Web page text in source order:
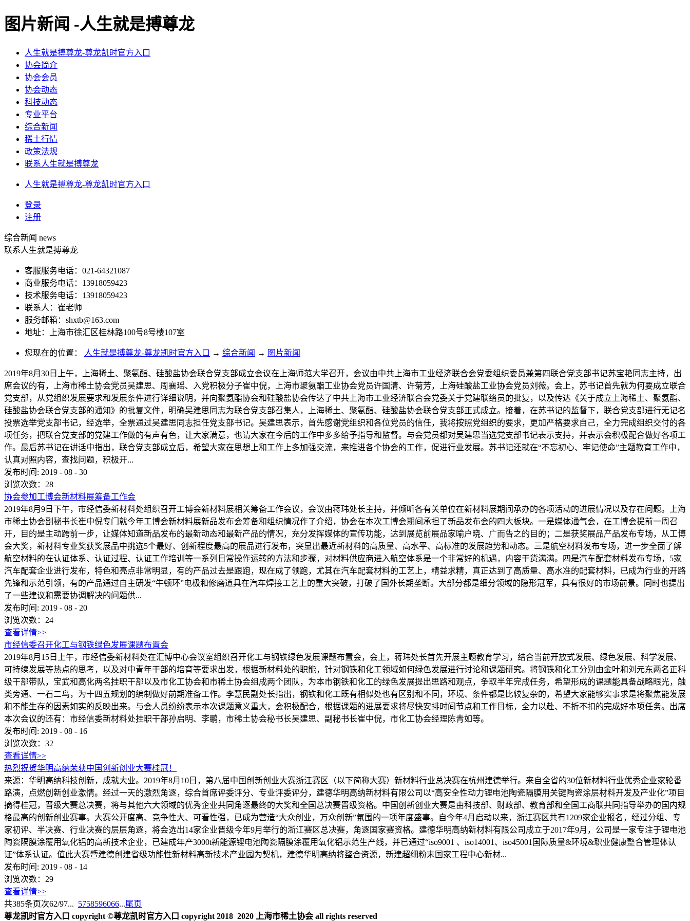
图片新闻 -人生就是搏尊龙
人生就是搏尊龙-尊龙凯时官方入口
协会简介
协会会员
协会动态
科技动态
专业平台
综合新闻
稀土行情
政策法规
联系人生就是搏尊龙
人生就是搏尊龙-尊龙凯时官方入口
登录
注册
综合新闻 news
联系人生就是搏尊龙
客服服务电话：021-64321087
商业服务电话：13918059423
技术服务电话：13918059423
联系人：崔老师
服务邮箱： shxtb@163.com
地址：上海市徐汇区桂林路100号8号楼107室
您现在的位置： 人生就是搏尊龙-尊龙凯时官方入口 → 综合新闻 → 图片新闻
2019年8月30日上午，上海稀土、聚氨酯、硅酸盐协会联合党支部成立会议在上海师范大学召开，会议由中共上海市工业经济联合会党委组织委员兼第四联合党支部书记苏宝艳同志主持，出
席会议的有，上海市稀土协会党员吴建思、周襄瑶、入党积极分子崔中倪，上海市聚氨酯工业协会党员许国清、许菊芳，上海硅酸盐工业协会党员刘薇。会上，苏书记首先就为何要成立联合
党支部，从党组织发展要求和发展条件进行详细说明，并向聚氨酯协会和硅酸盐协会传达了中共上海市工业经济联合会党委关于党建联络员的批复，以及传达《关于成立上海稀土、聚氨酯、
硅酸盐协会联合党支部的通知》的批复文件，明确吴建思同志为联合党支部召集人，上海稀土、聚氨酯、硅酸盐协会联合党支部正式成立。接着，在苏书记的监督下，联合党支部进行无记名
投票选举党支部书记，经选举，全票通过吴建思同志担任党支部书记。吴建思表示，首先感谢党组织和各位党员的信任，我将按照党组织的要求，更加严格要求自己，全力完成组织交付的各
项任务，把联合党支部的党建工作做的有声有色，让大家满意，也请大家在今后的工作中多多给予指导和监督。与会党员都对吴建思当选党支部书记表示支持，并表示会积极配合做好各项工
作。最后苏书记在讲话中指出，联合党支部成立后，希望大家在思想上和工作上多加强交流，来推进各个协会的工作，促进行业发展。苏书记还就在“不忘初心、牢记使命”主题教育工作中，
认真对照内容，查找问题，积极开...
发布时间: 2019 - 08 - 30
浏览次数： 28
协会参加工博会新材料展筹备工作会
2019年8月9日下午，市经信委新材料处组织召开工博会新材料展相关筹备工作会议，会议由蒋玮处长主持，并倾听各有关单位在新材料展期间承办的各项活动的进展情况以及存在问题。上海
市稀土协会副秘书长崔中倪专门就今年工博会新材料展新品发布会筹备和组织情况作了介绍，协会在本次工博会期间承担了新品发布会的四大板块。一是媒体通气会，在工博会提前一周召
开，目的是主动跨前一步，让媒体知道新品发布的最新动态和最新产品的情况，充分发挥媒体的宣传功能，达到展览前展品家喻户晓、广而告之的目的；二是获奖展品产品发布专场，从工博
会大奖，新材料专业奖获奖展品中挑选5个最好、创新程度最高的展品进行发布，突显出最近新材料的高质量、高水平、高标准的发展趋势和动态。三是航空材料发布专场，进一步全面了解
航空材料的在认证体系、认证过程、认证工作培训等一系列日常操作运转的方法和步骤，对材料供应商进入航空体系是一个非常好的机遇，内容干货满满。四是汽车配套材料发布专场，5家
汽车配套企业进行发布，特色和亮点非常明显，有的产品过去是跟跑，现在成了领跑，尤其在汽车配套材料的工艺上，精益求精，真正达到了高质量、高水准的配套材料，已成为行业的开路
先锋和示范引领，有的产品通过自主研发“牛顿环”电极和修磨道具在汽车焊接工艺上的重大突破，打破了国外长期垄断。大部分都是细分领域的隐形冠军，具有很好的市场前景。同时也提出
了一些建议和需要协调解决的问题供...
发布时间: 2019 - 08 - 20
浏览次数： 24
查看详情>>
市经信委召开化工与钢铁绿色发展课题布置会
2019年8月15日上午，市经信委新材料处在汇博中心会议室组织召开化工与钢铁绿色发展课题布置会，会上，蒋玮处长首先开展主题教育学习，结合当前开放式发展、绿色发展、科学发展、
可持续发展等热点的思考，以及对中青年干部的培育等要求出发，根据新材料处的职能，针对钢铁和化工领域如何绿色发展进行讨论和课题研究。将钢铁和化工分别由金叶和刘元东两名正科
级干部带队，宝武和高化两名挂职干部以及市化工协会和市稀土协会组成两个团队，为本市钢铁和化工的绿色发展提出思路和观点，争取半年完成任务，希望形成的课题能具备战略眼光，触
类旁通、一石二鸟，为十四五规划的编制做好前期准备工作。李慧民副处长指出，钢铁和化工既有相似处也有区别和不同，环境、条件都是比较复杂的，希望大家能够实事求是将聚焦能发展
和不能生存的因素如实的反映出来。与会人员纷纷表示本次课题意义重大，会积极配合，根据课题的进展要求将尽快安排时间节点和工作目标，全力以赴、不折不扣的完成好本项任务。出席
本次会议的还有：市经信委新材料处挂职干部孙启明、李鹏，市稀土协会秘书长吴建思、副秘书长崔中倪，市化工协会经理陈青如等。
发布时间: 2019 - 08 - 16
浏览次数： 32
查看详情>>
热烈祝贺华明高纳荣获中国创新创业大赛桂冠！
来源：华明高纳科技创新，成就大业。2019年8月10日，第八届中国创新创业大赛浙江赛区（以下简称大赛）新材料行业总决赛在杭州建德举行。来自全省的30位新材料行业优秀企业家轮番
路演，点燃创新创业激情。经过一天的激烈角逐，综合首席评委评分、专业评委评分，建德华明高纳新材料有限公司以“高安全性动力锂电池陶瓷隔膜用关键陶瓷涂层材料开发及产业化”项目
摘得桂冠，晋级大赛总决赛，将与其他六大领域的优秀企业共同角逐最终的大奖和全国总决赛晋级资格。中国创新创业大赛是由科技部、财政部、教育部和全国工商联共同指导举办的国内规
格最高的创新创业赛事。大赛公开度高、竞争性大、可看性强，已成为营造“大众创业，万众创新”氛围的一项年度盛事。自今年4月启动以来，浙江赛区共有1209家企业报名，经过分组、专
家初评、半决赛、行业决赛的层层角逐，将会选出14家企业晋级今年9月举行的浙江赛区总决赛，角逐国家赛资格。建德华明高纳新材料有限公司成立于2017年9月，公司是一家专注于锂电池
陶瓷隔膜涂覆用氧化铝的高新技术企业，已建成年产3000t新能源锂电池陶瓷隔膜涂覆用氧化铝示范生产线，并已通过“iso9001 、iso14001、iso45001国际质量&环境&职业健康整合管理体认
证”体系认证。值此大赛暨建德创建省级功能性新材料高新技术产业园为契机，建德华明高纳将整合资源，新建超细粉末国家工程中心新材...
发布时间: 2019 - 08 - 14
浏览次数： 29
查看详情>>
共385条页次62/97... 5758596066...尾页
尊龙凯时官方入口 copyright ©尊龙凯时官方入口 copyright 2018 2020 上海市稀土协会 all rights reserved